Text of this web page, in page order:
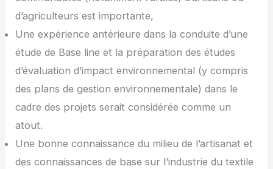
d’agriculteurs est importante,
Une expérience antérieure dans la conduite d’une
étude de Base line et la préparation des études
d’évaluation d’impact environnemental (y compris
des plans de gestion environnementale) dans le
cadre des projets serait considérée comme un
atout.
Une bonne connaissance du milieu de l’artisanat et
des connaissances de base sur l’industrie du textile